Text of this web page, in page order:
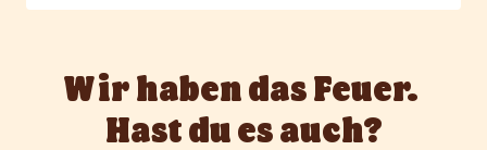
Wir haben das Feuer.
Hast du es auch?